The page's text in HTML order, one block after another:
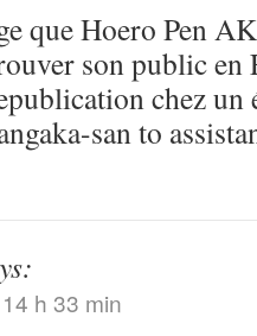
que Hoero Pen
son public en
chez un
san to
h 33 min